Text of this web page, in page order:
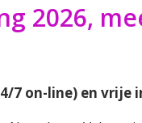
2026,
7 on-line) en vrije